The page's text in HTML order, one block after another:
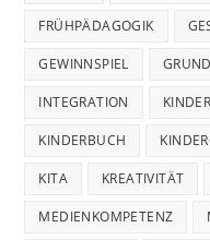
FRÜHPÄDAGOGIK
GEWINNSPIEL
INTEGRATION KINDER
KINDERBUCH
KITA KREATIVITÄT
MEDIENKOMPETENZ